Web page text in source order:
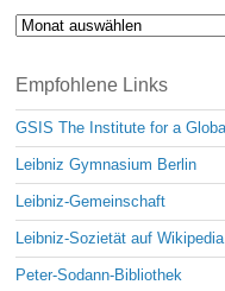
Archiv
Empfohlene Links
GSIS The Institute for a
Leibniz Gymnasium Berlin
Leibniz-Gemeinschaft
Leibniz-Sozietät auf Wikipedia
Peter-Sodann-Bibliothek